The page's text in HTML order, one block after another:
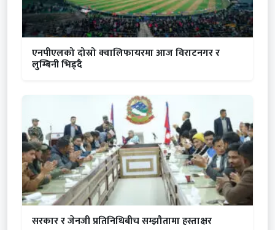
एनपीएलको दोस्रो क्वालिफायरमा आज विराटनगर र
लुम्बिनी भिड्दै
सरकार र जेनजी प्रतिनिधिबीच सम्झौतामा हस्ताक्षर